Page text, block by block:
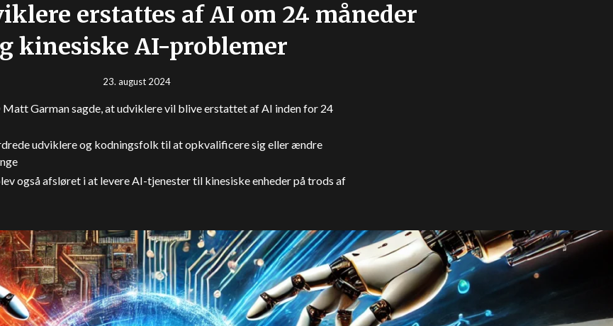
erstattes af AI om 24 måneder
kinesiske AI-problemer
23. august 2024
Matt Garman sagde, at udviklere vil blive erstattet af AI inden for 24
udviklere og kodningsfolk til at opkvalificere sig eller ændre
også afsløret i at levere AI-tjenester til kinesiske enheder på trods af